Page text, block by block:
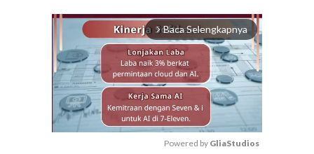
arrow_forward_ios Baca Selengkapnya
Powered by GliaStudios